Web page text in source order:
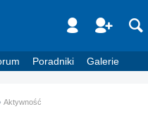
Poradniki Galerie
Aktywność